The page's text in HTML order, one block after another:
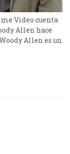
Video cuenta
Allen hace
Allen​ es un
más de seis